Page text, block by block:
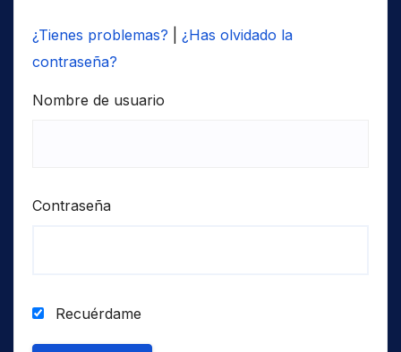
¿Tienes problemas?
¿Has olvidado la
contraseña?
Nombre de usuario
Contraseña
Recuérdame